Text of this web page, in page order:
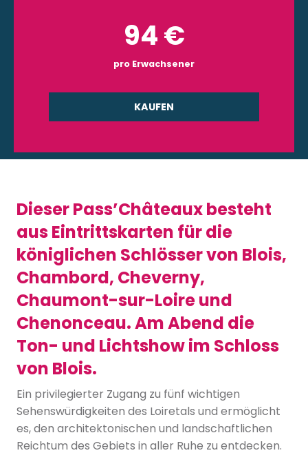
94€
pro Erwachsener
KAUFEN
Dieser Pass’Châteaux besteht
aus Eintrittskarten für die
königlichen Schlösser von Blois,
Chambord, Cheverny,
Chaumont-sur-Loire und
Chenonceau. Am Abend die
Ton- und Lichtshow im Schloss
von Blois.
Ein privilegierter Zugang zu fünf wichtigen
Sehenswürdigkeiten des Loiretals und ermöglicht
es, den architektonischen und landschaftlichen
Reichtum des Gebiets in aller Ruhe zu entdecken.